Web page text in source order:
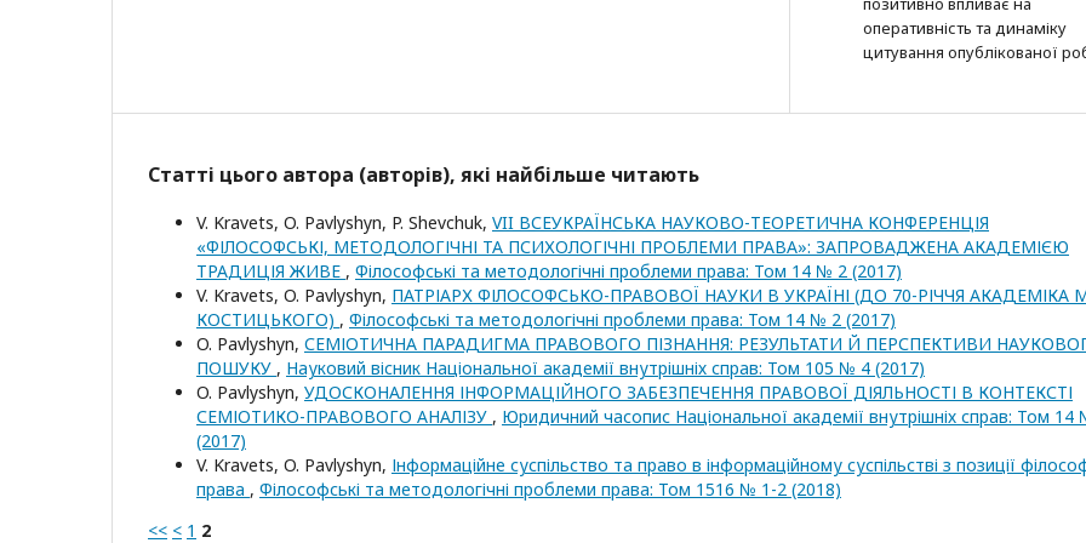
оперативність та динаміку
цитування опублікованої
Статті цього автора (авторів), які найбільше читають
V. Krаvеts, O. Pavlyshyn, P. Shevchuk, VII ВСЕУКРАЇНСЬКА НАУКОВО-ТЕОРЕТИЧНА КОНФЕРЕНЦІЯ
«ФІЛОСОФСЬКІ, МЕТОДОЛОГІЧНІ ТА ПСИХОЛОГІЧНІ ПРОБЛЕМИ ПРАВА»: ЗАПРОВАДЖЕНА АКАДЕМІЄЮ
ТРАДИЦІЯ ЖИВЕ , Філософські та методологічні проблеми права: Том 14 № 2 (2017)
V. Krаvеts, O. Pavlyshyn, ПАТРІАРХ ФІЛОСОФСЬКО-ПРАВОВОЇ НАУКИ В УКРАЇНІ (ДО 70-РІЧЧЯ АКАДЕМІКА
КОСТИЦЬКОГО) , Філософські та методологічні проблеми права: Том 14 № 2 (2017)
O. Pavlyshyn, СЕМІОТИЧНА ПАРАДИГМА ПРАВОВОГО ПІЗНАННЯ: РЕЗУЛЬТАТИ Й ПЕРСПЕКТИВИ
ПОШУКУ , Науковий вісник Національної академії внутрішніх справ: Том 105 № 4 (2017)
O. Pavlyshyn, УДОСКОНАЛЕННЯ ІНФОРМАЦІЙНОГО ЗАБЕЗПЕЧЕННЯ ПРАВОВОЇ ДІЯЛЬНОСТІ В КОНТЕКСТІ
СЕМІОТИКО-ПРАВОВОГО АНАЛІЗУ , Юридичний часопис Національної академії внутрішніх справ: Том 14
(2017)
V. Kravets, O. Pavlyshyn, Інформаційне суспільство та право в інформаційному суспільстві з позиції
права , Філософські та методологічні проблеми права: Том 1516 № 1-2 (2018)
<< < 1 2